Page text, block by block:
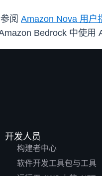
阅 Amazon Nova 用户
Bedrock 中使用
开发人员
构建者中心
软件开发工具包与工具